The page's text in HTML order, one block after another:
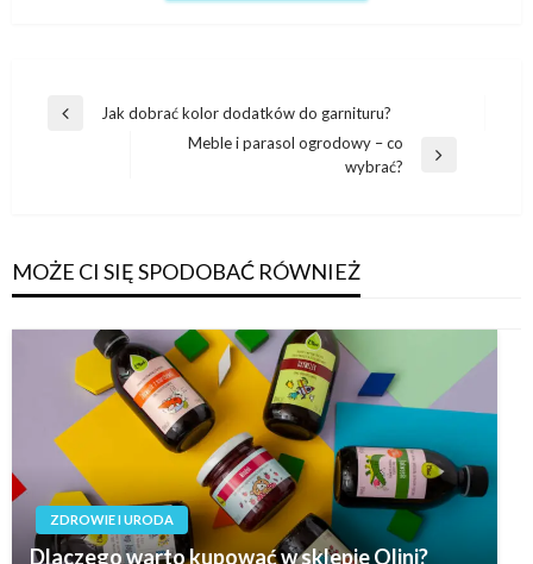
Nawigacja
Poprzedni
Jak dobrać kolor dodatków do garnituru?
Meble i parasol ogrodowy – co
wybrać?
MOŻE CI SIĘ SPODOBAĆ RÓWNIEŻ
ZDROWIE I URODA
Dlaczego warto kupować w sklepie Olini?